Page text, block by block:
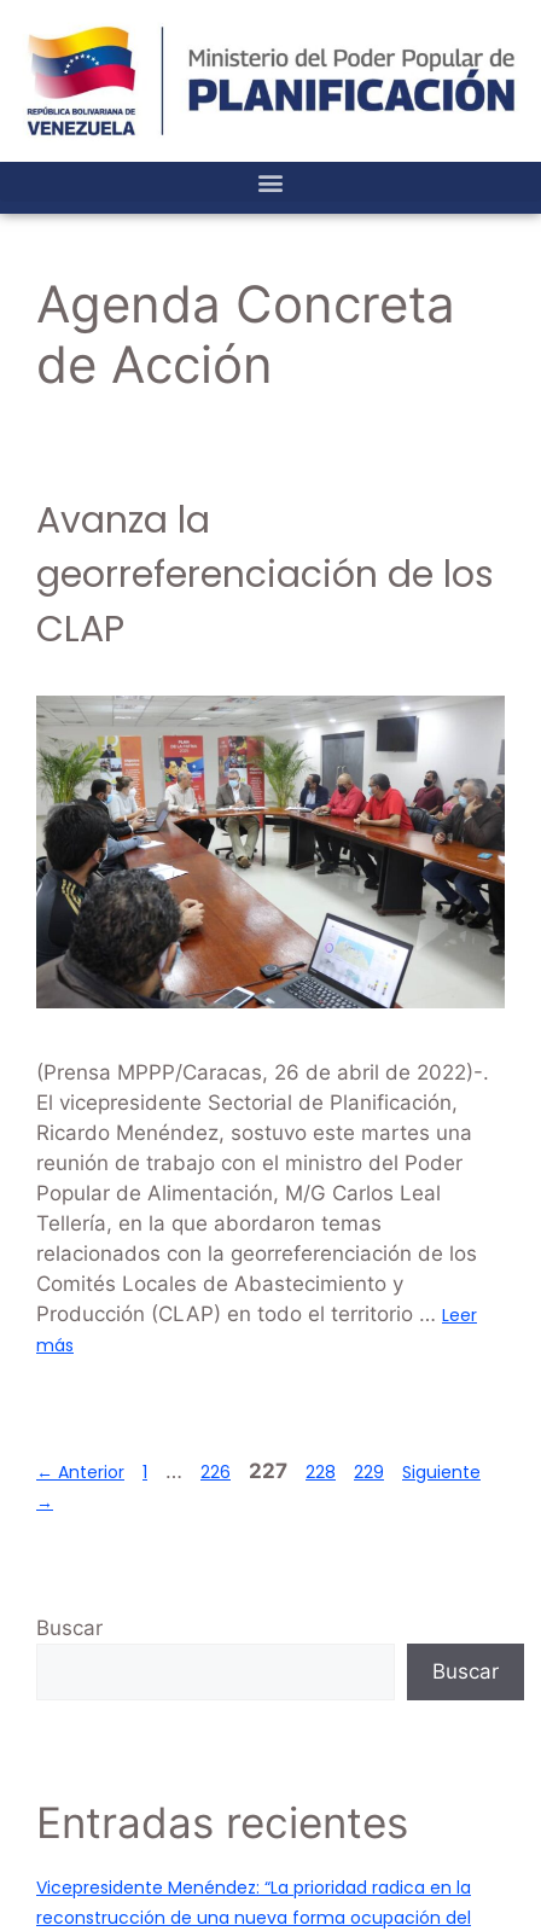
Agenda Concreta
de Acción
Avanza la
georreferenciación de los
CLAP
(Prensa MPPP/Caracas, 26 de abril de 2022)-.
El vicepresidente Sectorial de Planificación,
Ricardo Menéndez, sostuvo este martes una
reunión de trabajo con el ministro del Poder
Popular de Alimentación, M/G Carlos Leal
Tellería, en la que abordaron temas
relacionados con la georreferenciación de los
Comités Locales de Abastecimiento y
Producción (CLAP) en todo el territorio … Leer
más
← Anterior 1 … 226 227 228 229
Siguiente
→
Buscar
Buscar
Entradas recientes
Vicepresidente Menéndez: “La prioridad radica en la
reconstrucción de una nueva forma ocupación del